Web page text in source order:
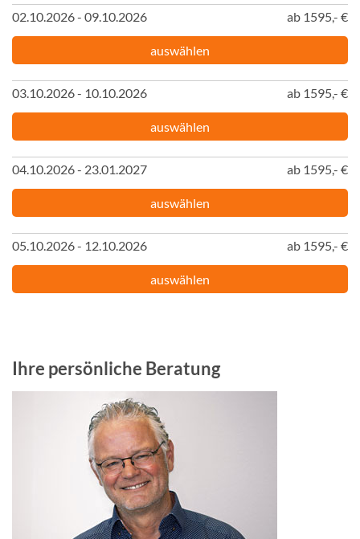
02.10.2026 - 09.10.2026 ab 1595,- €
auswählen
03.10.2026 - 10.10.2026 ab 1595,- €
auswählen
04.10.2026 - 23.01.2027 ab 1595,- €
auswählen
05.10.2026 - 12.10.2026 ab 1595,- €
auswählen
Ihre persönliche Beratung